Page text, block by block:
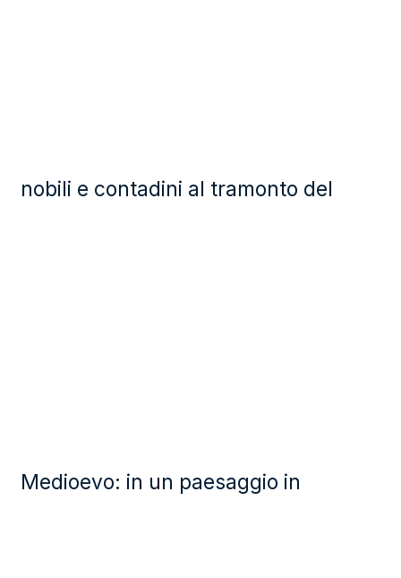
nobili e contadini al tramonto del
Medioevo: in un paesaggio in